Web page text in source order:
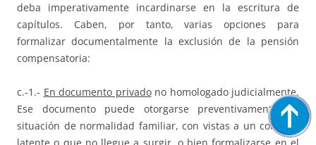
deba imperativamente incardinarse en la escritura de
capítulos. Caben, por tanto, varias opciones para
formalizar documentalmente la exclusión de la pensión
compensatoria:
c.-1.- En documento privadono homologado judicialmente.
Ese documento puede otorgarse preventivamente en
situación de normalidad familiar, con vistas a un conflicto